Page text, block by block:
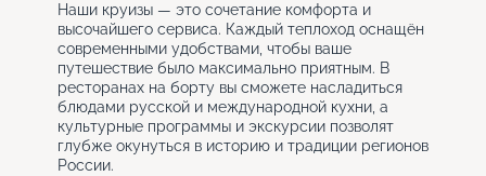
Наши круизы — это сочетание комфорта и
высочайшего сервиса. Каждый теплоход оснащён
современными удобствами, чтобы ваше
путешествие было максимально приятным. В
ресторанах на борту вы сможете насладиться
блюдами русской и международной кухни, а
культурные программы и экскурсии позволят
глубже окунуться в историю и традиции регионов
России.